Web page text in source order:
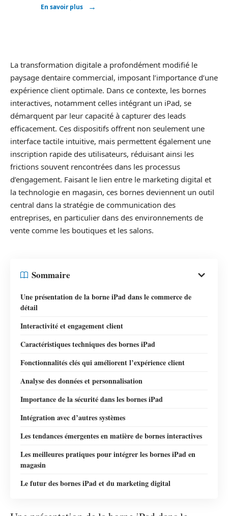
En savoir plus
La transformation digitale a profondément modifié le
paysage dentaire commercial, imposant l’importance d’une
expérience client optimale. Dans ce contexte, les bornes
interactives, notamment celles intégrant un iPad, se
démarquent par leur capacité à capturer des leads
efficacement. Ces dispositifs offrent non seulement une
interface tactile intuitive, mais permettent également une
inscription rapide des utilisateurs, réduisant ainsi les
frictions souvent rencontrées dans les processus
d’engagement. Faisant le lien entre le marketing digital et
la technologie en magasin, ces bornes deviennent un outil
central dans la stratégie de communication des
entreprises, en particulier dans des environnements de
vente comme les boutiques et les salons.
Sommaire
Une présentation de la borne iPad dans le commerce de
détail
Interactivité et engagement client
Caractéristiques techniques des bornes iPad
Fonctionnalités clés qui améliorent l’expérience client
Analyse des données et personnalisation
Importance de la sécurité dans les bornes iPad
Intégration avec d’autres systèmes
Les tendances émergentes en matière de bornes interactives
Les meilleures pratiques pour intégrer les bornes iPad en
magasin
Le futur des bornes iPad et du marketing digital